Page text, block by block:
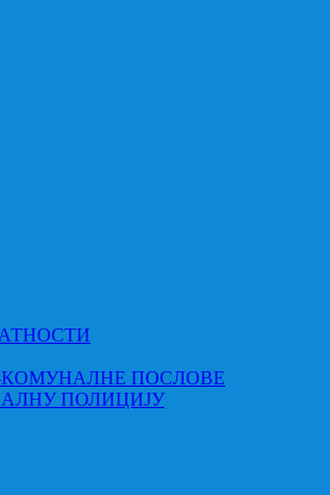
КОМУНАЛНЕ ПОСЛОВЕ
ПОЛИЦИЈУ